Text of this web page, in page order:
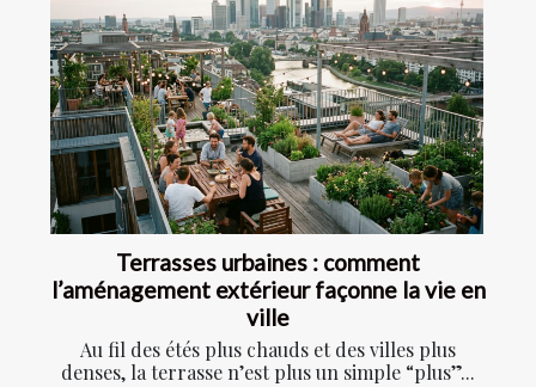
Terrasses urbaines : comment
l’aménagement extérieur façonne la vie en
ville
Au fil des étés plus chauds et des villes plus
denses, la terrasse n’est plus un simple “plus”...